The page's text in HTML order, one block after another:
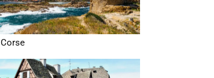
Corse